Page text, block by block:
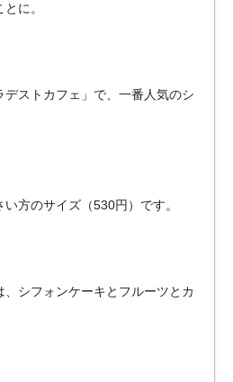
に。
デストカフェ」で、一番人気のシ
方のサイズ（530円）です。
、シフォンケーキとフルーツとカ